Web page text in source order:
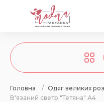
Головна / Одяг великих
В'язаний светр "Тетяна" А4